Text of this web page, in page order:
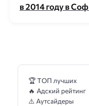
в 2014 году в
🏆 ТОП лучших
🔥 Адский рейтинг
⚠️ Аутсайдеры